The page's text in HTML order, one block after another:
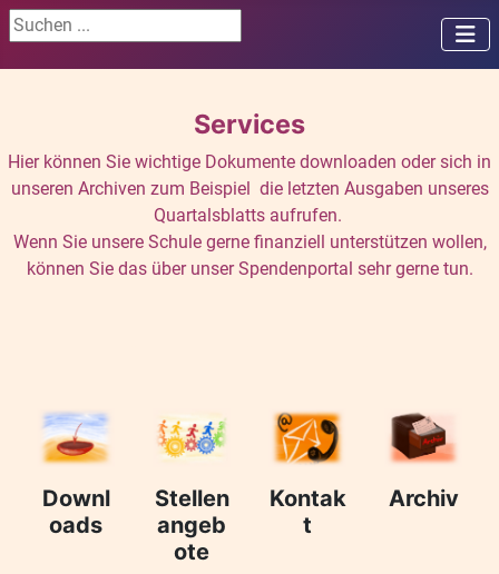
Suchen ...
Services
Hier können Sie wichtige Dokumente downloaden oder sich in
unseren Archiven zum Beispiel die letzten Ausgaben unseres
Quartalsblatts aufrufen.
Wenn Sie unsere Schule gerne finanziell unterstützen wollen,
können Sie das über unser Spendenportal sehr gerne tun.
Downl
oads
Stellen
angeb
ote
Kontak
t
Archiv